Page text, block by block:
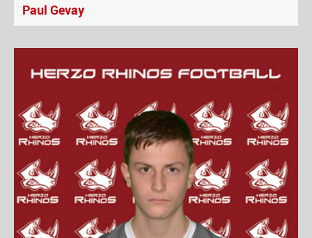
Paul Gevay